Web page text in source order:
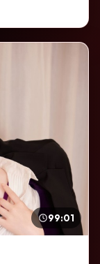
99:01